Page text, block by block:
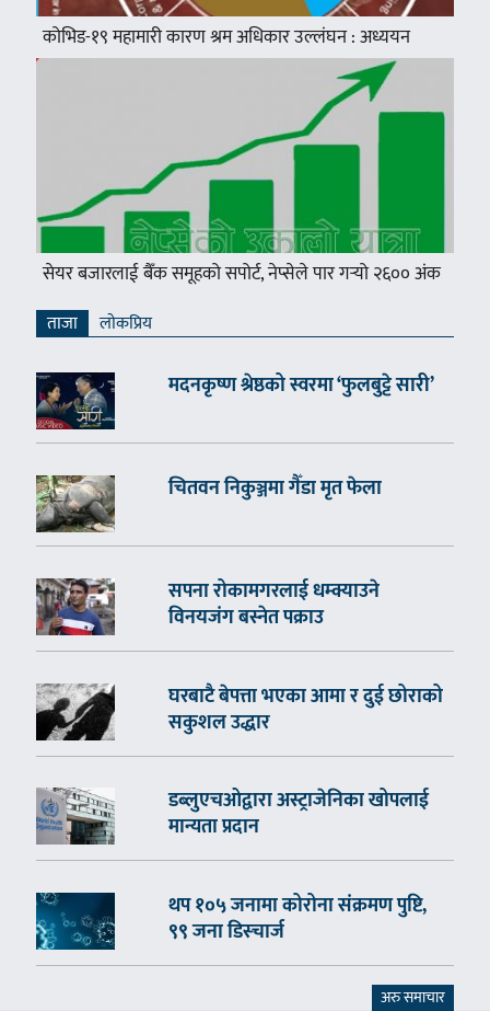
कोभिड-१९ महामारी कारण श्रम अधिकार उल्लंघन : अध्ययन
सेयर बजारलाई बैँक समूहको सपोर्ट, नेप्सेले पार गर्‍यो २६०० अंक
ताजा लाेकप्रिय
मदनकृष्ण श्रेष्ठको स्वरमा ‘फुलबुट्टे सारी’
चितवन निकुञ्जमा गैँडा मृत फेला
सपना रोकामगरलाई धम्क्याउने
विनयजंग बस्नेत पक्राउ
घरबाटै बेपत्ता भएका आमा र दुई छोराको
सकुशल उद्धार
डब्लुएचओद्वारा अस्ट्राजेनिका खोपलाई
मान्यता प्रदान
थप १०५ जनामा कोरोना संक्रमण पुष्टि,
९९ जना डिस्चार्ज
अरु समाचार